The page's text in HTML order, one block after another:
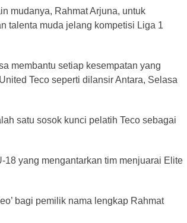
mudanya, Rahmat Arjuna, untuk
talenta muda jelang kompetisi Liga 1
membantu setiap kesempatan yang
Teco seperti dilansir Antara, Selasa
satu sosok kunci pelatih Teco sebagai
yang mengantarkan tim menjuarai Elite
bagi pemilik nama lengkap Rahmat